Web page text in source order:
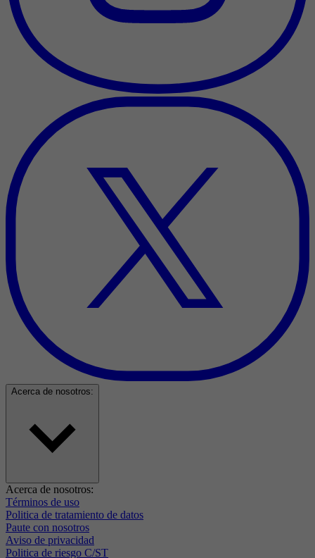
Acerca de nosotros:
Acerca de nosotros:
Términos de uso
Politica de tratamiento de datos
Paute con nosotros
Aviso de privacidad
Politica de riesgo C/ST